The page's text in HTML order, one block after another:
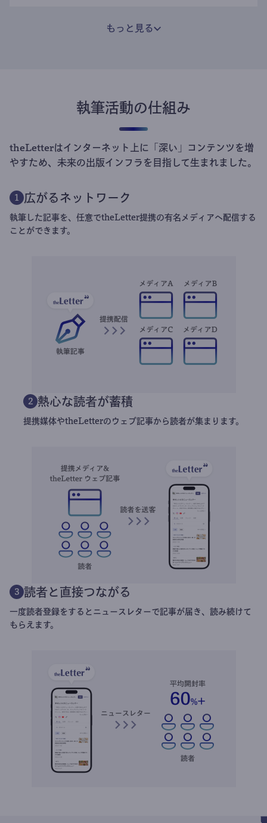
もっと見る
執筆活動の仕組み
theLetterはインターネット上に「深い」コンテンツを増
やすため、未来の出版インフラを目指して生まれました。
1 広がるネットワーク
執筆した記事を、任意でtheLetter提携の有名メディアへ配信する
ことができます。
2 熱心な読者が蓄積
提携媒体やtheLetterのウェブ記事から読者が集まります。
3 読者と直接つながる
一度読者登録をするとニュースレターで記事が届き、読み続けて
もらえます。